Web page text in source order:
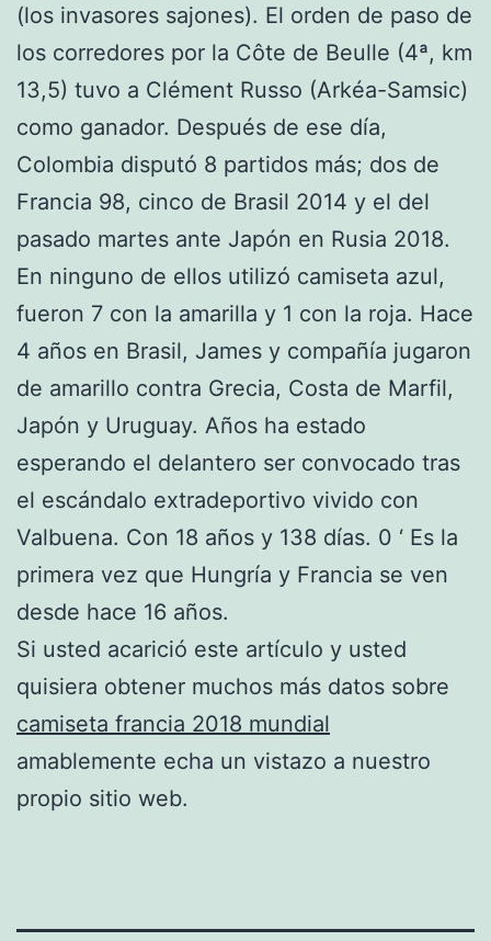
(los invasores sajones). El orden de paso de
los corredores por la Côte de Beulle (4ª, km
13,5) tuvo a Clément Russo (Arkéa-Samsic)
como ganador. Después de ese día,
Colombia disputó 8 partidos más; dos de
Francia 98, cinco de Brasil 2014 y el del
pasado martes ante Japón en Rusia 2018.
En ninguno de ellos utilizó camiseta azul,
fueron 7 con la amarilla y 1 con la roja. Hace
4 años en Brasil, James y compañía jugaron
de amarillo contra Grecia, Costa de Marfil,
Japón y Uruguay. Años ha estado
esperando el delantero ser convocado tras
el escándalo extradeportivo vivido con
Valbuena. Con 18 años y 138 días. 0 ‘ Es la
primera vez que Hungría y Francia se ven
desde hace 16 años.
Si usted acarició este artículo y usted
quisiera obtener muchos más datos sobre
camiseta francia 2018 mundial
amablemente echa un vistazo a nuestro
propio sitio web.